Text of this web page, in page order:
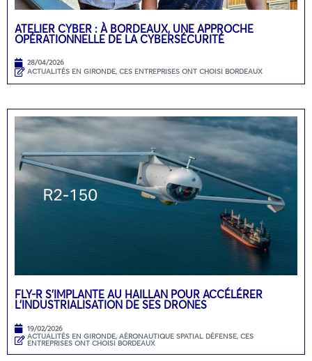
ATELIER CYBER : À BORDEAUX, UNE APPROCHE
OPÉRATIONNELLE DE LA CYBERSÉCURITÉ
28/04/2026
ACTUALITÉS EN GIRONDE, CES ENTREPRISES ONT CHOISI BORDEAUX
FLY-R S’IMPLANTE AU HAILLAN POUR ACCÉLÉRER
L’INDUSTRIALISATION DE SES DRONES
19/02/2026
ACTUALITÉS EN GIRONDE, AÉRONAUTIQUE SPATIAL DÉFENSE, CES
ENTREPRISES ONT CHOISI BORDEAUX